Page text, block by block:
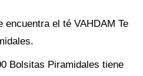
el té VAHDAM Te
Bolsitas Piramidales tiene